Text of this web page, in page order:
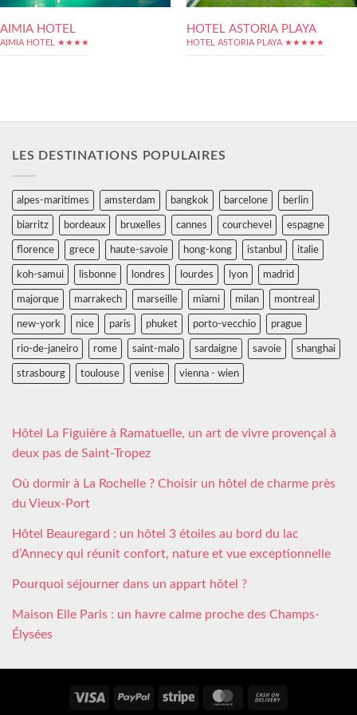
AIMIA HOTEL
AIMIA HOTEL ★★★★
HOTEL ASTORIA PLAYA
HOTEL ASTORIA PLAYA ★★★★★
LES DESTINATIONS POPULAIRES
alpes-maritimes amsterdam bangkok barcelone berlin
biarritz bordeaux bruxelles cannes courchevel espagne
florence grece haute-savoie hong-kong istanbul italie
koh-samui lisbonne londres lourdes lyon madrid
majorque marrakech marseille miami milan montreal
new-york nice paris phuket porto-vecchio prague
rio-de-janeiro rome saint-malo sardaigne savoie shanghai
strasbourg toulouse venise vienna - wien
Hôtel La Figuière à Ramatuelle, un art de vivre provençal à
deux pas de Saint-Tropez
Où dormir à La Rochelle ? Choisir un hôtel de charme près
du Vieux-Port
Hôtel Beauregard : un hôtel 3 étoiles au bord du lac
d’Annecy qui réunit confort, nature et vue exceptionnelle
Pourquoi séjourner dans un appart hôtel ?
Maison Elle Paris : un havre calme proche des Champs-
Élysées
Visa PayPal Stripe MasterCard